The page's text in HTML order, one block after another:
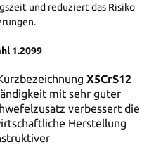
und reduziert das Risiko
1.2099
X5CrS12
mit sehr guter
verbessert die
Herstellung